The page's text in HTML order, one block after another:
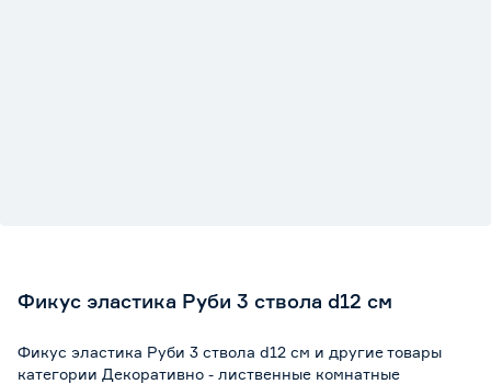
Фикус эластика Руби 3 ствола d12 см
Фикус эластика Руби 3 ствола d12 см и другие товары
категории Декоративно - лиственные комнатные